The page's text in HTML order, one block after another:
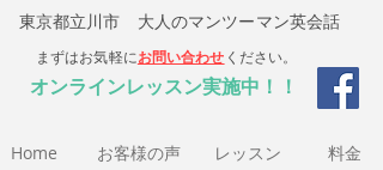
東京都立川市 大人のマンツーマン英会話
まずはお気軽にお問い合わせ ください。
​オンラインレッスン実施中！！
Home ​お客様の声 ​レッスン ​料金​